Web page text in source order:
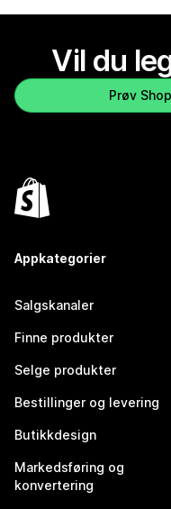
Vil du
Prøv
Appkategorier
Salgskanaler
Finne produkter
Selge produkter
Bestillinger og levering
Butikkdesign
Markedsføring og
konvertering